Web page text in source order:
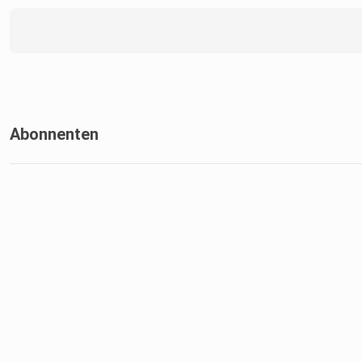
Abonnenten